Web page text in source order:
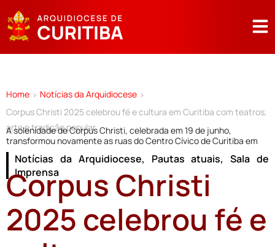
Home > Notícias da Arquidiocese >
Corpus Christi 2025 celebrou fé e cultura em Curitiba com teatros,
arte e tradição popular
A solenidade de Corpus Christi, celebrada em 19 de junho,
transformou novamente as ruas do Centro Cívico de Curitiba em
Notícias da Arquidiocese, Pautas atuais,Sala de
Imprensa
Corpus Christi
2025 celebrou fé e